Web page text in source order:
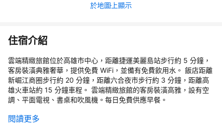
於地圖上顯示
住宿介紹
雲端精緻旅館位於高雄市中心，距離捷運美麗島站步行約 5 分鐘，
客房裝潢典雅奢華，提供免費 WiFi，並備有免費飲用水。 飯店距離
新崛江商圈步行約 20 分鐘，距離六合夜市步行約 3 分鐘，距離高
雄火車站約 15 分鐘車程。 雲端精緻旅館的客房裝潢高雅，設有空
調、平面電視、書桌和吹風機。每日免費供應早餐。
閱讀更多